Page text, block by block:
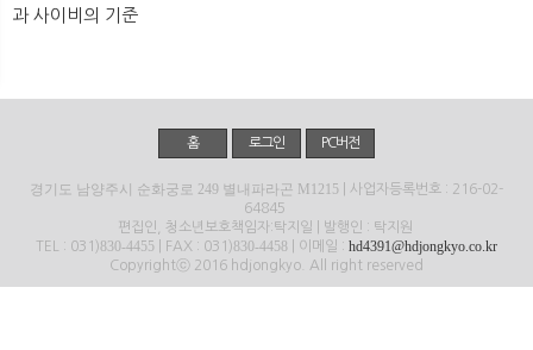
과 사이비의 기준
홈 로그인 PC버전
경기도 남양주시 순화궁로 249 별내파라곤 M1215 | 사업자등록번호 : 216-02-
64845
편집인, 청소년보호책임자:탁지일 | 발행인 : 탁지원
TEL : 031)830-4455 | FAX : 031)830-4458 | 이메일 : hd4391@hdjongkyo.co.kr
Copyrightⓒ 2016 hdjongkyo. All right reserved